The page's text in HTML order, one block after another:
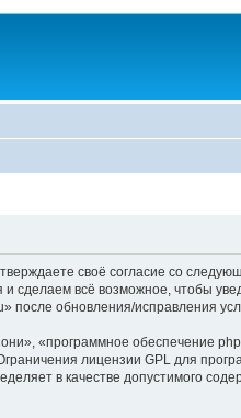
своё согласие со
сделаем всё возможное, чтобы
после обновления/исправления
«программное обеспечение
лицензии GPL для
в качестве допустимого